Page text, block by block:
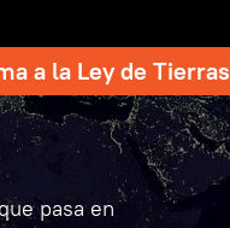
a la Ley de Tierras
pasa en